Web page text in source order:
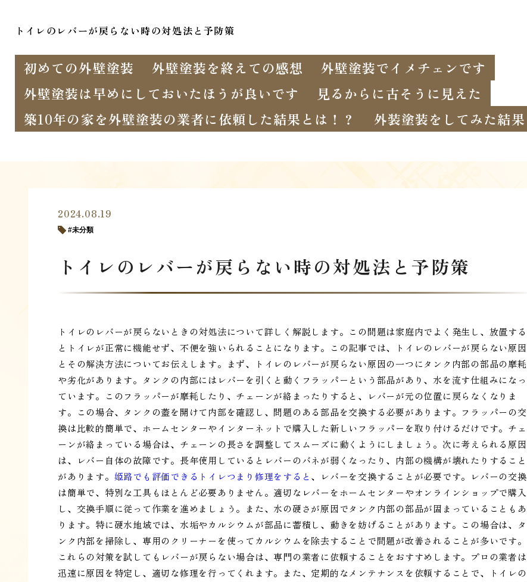
トイレのレバーが戻らない時の対処法と予防策
初めての外壁塗装 外壁塗装を終えての感想
外壁塗装でイメチェンです
外壁塗装は早めにしておいたほうが良いです
見るからに古そうに見えた
築10年の家を外壁塗装の業者に依頼した結果とは！？
外装塗装をしてみた結果
2024.08.19
未分類
トイレのレバーが戻らない時の対処法と予防策
トイレのレバーが戻らないときの対処法について詳しく解説します。この問題は家庭内でよく発生し、放置する
とトイレが正常に機能せず、不便を強いられることになります。この記事では、トイレのレバーが戻らない原因
とその解決方法についてお伝えします。まず、トイレのレバーが戻らない原因の一つにタンク内部の部品の摩耗
や劣化があります。タンクの内部にはレバーを引くと動くフラッパーという部品があり、水を流す仕組みになっ
ています。このフラッパーが摩耗したり、チェーンが絡まったりすると、レバーが元の位置に戻らなくなりま
す。この場合、タンクの蓋を開けて内部を確認し、問題のある部品を交換する必要があります。フラッパーの交
換は比較的簡単で、ホームセンターやインターネットで購入した新しいフラッパーを取り付けるだけです。チェ
ーンが絡まっている場合は、チェーンの長さを調整してスムーズに動くようにしましょう。次に考えられる原因
は、レバー自体の故障です。長年使用しているとレバーのバネが弱くなったり、内部の機構が壊れたりすること
があります。 姫路でも評価できるトイレつまり修理をすると 、レバーを交換することが必要です。レバーの交換
は簡単で、特別な工具もほとんど必要ありません。適切なレバーをホームセンターやオンラインショップで購入
し、交換手順に従って作業を進めましょう。また、水の硬さが原因でタンク内部の部品が固まっていることもあ
ります。特に硬水地域では、水垢やカルシウムが部品に蓄積し、動きを妨げることがあります。この場合は、タ
ンク内部を掃除し、専用のクリーナーを使ってカルシウムを除去することで問題が改善されることが多いです。
これらの対策を試してもレバーが戻らない場合は、専門の業者に依頼することをおすすめします。プロの業者は
迅速に原因を特定し、適切な修理を行ってくれます。また、定期的なメンテナンスを依頼することで、トイレの